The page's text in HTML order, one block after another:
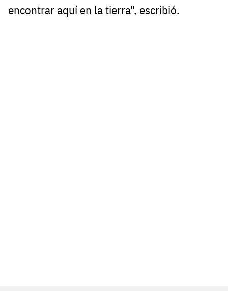
encontrar aquí en la tierra", escribió.